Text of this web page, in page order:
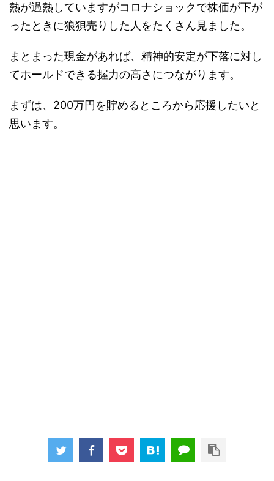
熱が過熱していますがコロナショックで株価が下が
ったときに狼狽売りした人をたくさん見ました。
まとまった現金があれば、精神的安定が下落に対し
てホールドできる握力の高さにつながります。
まずは、200万円を貯めるところから応援したいと
思います。